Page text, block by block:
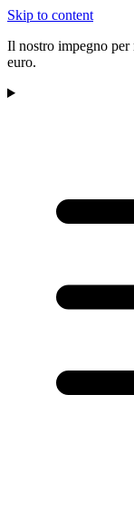
Skip to content
Il nostro impegno
euro.